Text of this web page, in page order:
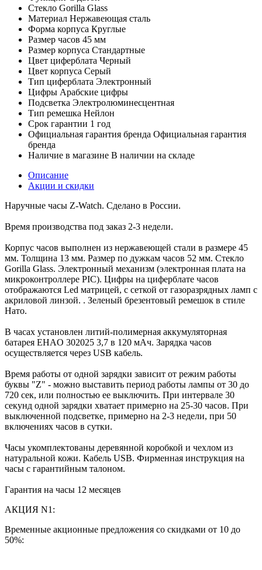
Стекло Gorilla Glass
Материал Нержавеющая сталь
Форма корпуса Круглые
Размер часов 45 мм
Размер корпуса Стандартные
Цвет циферблата Черный
Цвет корпуса Серый
Тип циферблата Электронный
Цифры Арабские цифры
Подсветка Электролюминесцентная
Тип ремешка Нейлон
Срок гарантии 1 год
Официальная гарантия бренда Официальная гарантия
бренда
Наличие в магазине В наличии на складе
Описание
Акции и скидки
Наручные часы Z-Watch. Сделано в России.
Время производства под заказ 2-3 недели.
Корпус часов выполнен из нержавеющей стали в размере 45
мм. Толщина 13 мм. Размер по дужкам часов 52 мм. Стекло
Gorilla Glass. Электронный механизм (электронная плата на
микроконтроллере PIC). Цифры на циферблате часов
отображаются Led матрицей, с сеткой от газоразрядных ламп с
акриловой линзой. . Зеленый брезентовый ремешок в стиле
Нато.
В часах установлен литий-полимерная аккумуляторная
батарея EHAO 302025 3,7 в 120 мАч. Зарядка часов
осуществляется через USB кабель.
Время работы от одной зарядки зависит от режим работы
буквы "Z" - можно выставить период работы лампы от 30 до
720 сек, или полностью ее выключить. При интервале 30
секунд одной зарядки хватает примерно на 25-30 часов. При
выключенной подсветке, примерно на 2-3 недели, при 50
включениях часов в сутки.
Часы укомплектованы деревянной коробкой и чехлом из
натуральной кожи. Кабель USB. Фирменная инструкция на
часы с гарантийным талоном.
Гарантия на часы 12 месяцев
АКЦИЯ N1:
Временные акционные предложения со скидками от 10 до
50%: